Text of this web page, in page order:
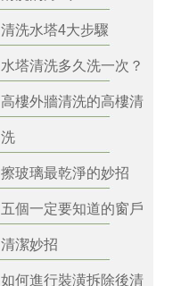
清洗水塔4大步驟
水塔清洗多久洗一次？
高樓外牆清洗的高樓清
洗
擦玻璃最乾淨的妙招
五個一定要知道的窗戶
清潔妙招
如何進行裝潢拆除後清